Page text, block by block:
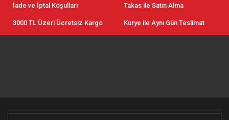
İade ve İptal Koşulları Takas ile Satın Alma
3000 TL Üzeri Ücretsiz Kargo Kurye ile Aynı Gün Teslimat